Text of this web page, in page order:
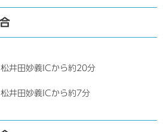
井田妙義ICから約20分
井田妙義ICから約7分